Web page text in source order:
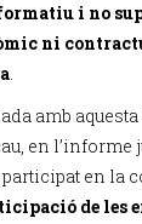
i no
ni
.
amb
en
en la
de les